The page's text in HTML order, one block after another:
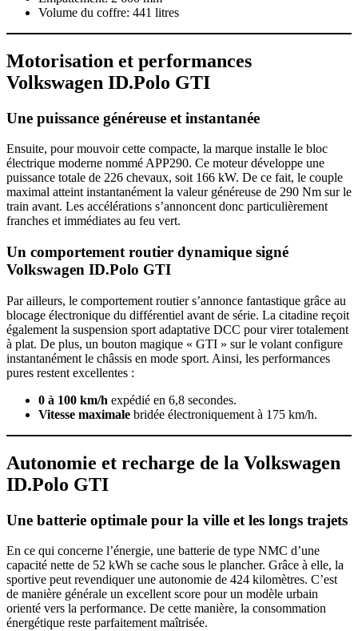
Volume du coffre: 441 litres
Motorisation et performances
Volkswagen ID.Polo GTI
Une puissance généreuse et instantanée
Ensuite, pour mouvoir cette compacte, la marque installe le bloc
électrique moderne nommé APP290. Ce moteur développe une
puissance totale de 226 chevaux, soit 166 kW. De ce fait, le couple
maximal atteint instantanément la valeur généreuse de 290 Nm sur le
train avant. Les accélérations s’annoncent donc particulièrement
franches et immédiates au feu vert.
Un comportement routier dynamique signé
Volkswagen ID.Polo GTI
Par ailleurs, le comportement routier s’annonce fantastique grâce au
blocage électronique du différentiel avant de série. La citadine reçoit
également la suspension sport adaptative DCC pour virer totalement
à plat. De plus, un bouton magique « GTI » sur le volant configure
instantanément le châssis en mode sport. Ainsi, les performances
pures restent excellentes :
0 à 100 km/h expédié en 6,8 secondes.
Vitesse maximale bridée électroniquement à 175 km/h.
Autonomie et recharge de la Volkswagen
ID.Polo GTI
Une batterie optimale pour la ville et les longs trajets
En ce qui concerne l’énergie, une batterie de type NMC d’une
capacité nette de 52 kWh se cache sous le plancher. Grâce à elle, la
sportive peut revendiquer une autonomie de 424 kilomètres. C’est
de manière générale un excellent score pour un modèle urbain
orienté vers la performance. De cette manière, la consommation
énergétique reste parfaitement maîtrisée.